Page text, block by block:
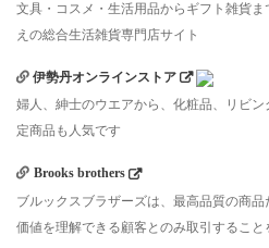
文具・コスメ・生活用品からギフト雑貨
えの総合生活雑貨専門店サイト
伊勢丹オンラインストア
婦人、紳士のウエアから、化粧品、リビ
定商品も人気です
Brooks brothers
ブルックスブラザーズは、最高品質の商
価値を理解できる顧客とのみ取引するこ